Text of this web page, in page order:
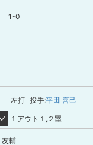
1-0
左打 投手:平田 喜己
１アウト１,２塁
友輔